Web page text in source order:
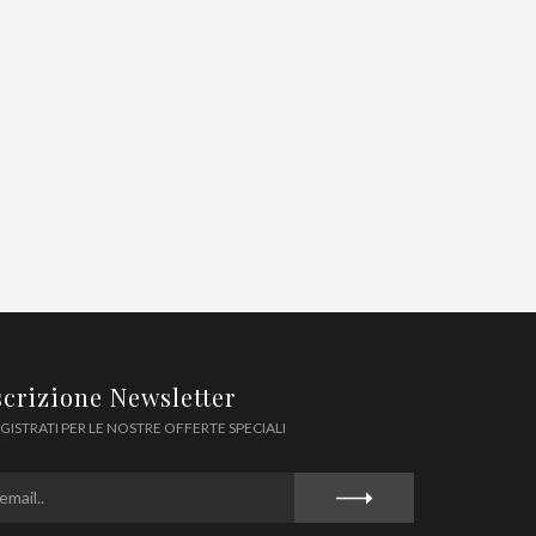
Newsletter
PER LE NOSTRE OFFERTE SPECIALI